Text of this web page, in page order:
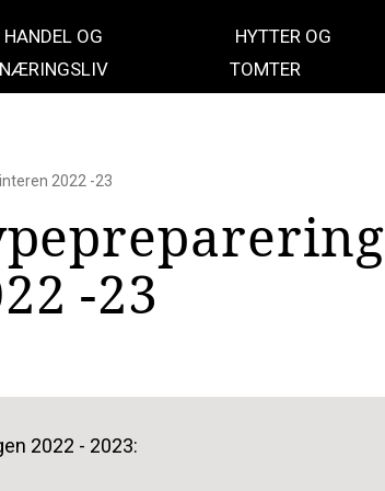
HANDEL OG
NÆRINGSLIV
HYTTER OG
TOMTER
2022 -23
-23
2022 - 2023: